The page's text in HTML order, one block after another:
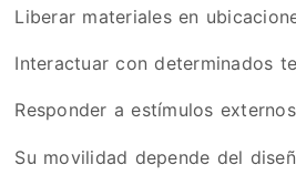
Liberar materiales en
Interactuar con determinados
Responder a estímulos
Su movilidad depende del